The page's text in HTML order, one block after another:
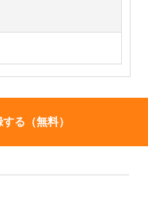
る（無料）